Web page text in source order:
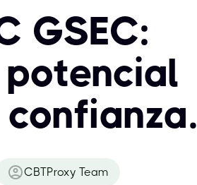
GSEC:
CBTProxy Team